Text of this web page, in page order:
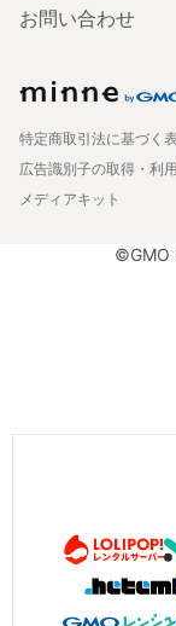
お問い合わせ
特定商取引法に基づく
広告識別子の取得・利用
メディアキット
©GMO